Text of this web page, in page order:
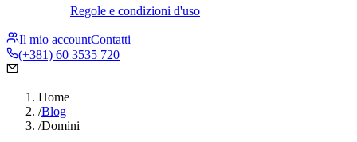
Regole e condizioni d'uso
Il mio accountContatti
(+381) 60 3535 720
Home
/Blog
/Domini